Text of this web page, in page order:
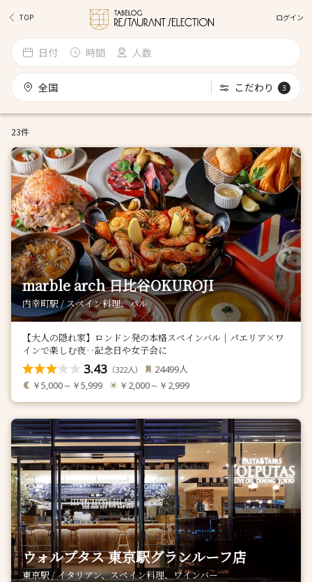
TOP ログイン
日付 時間 人数
全国 こだわり 3
23件
marble arch 日比谷OKUROJI
内幸町駅 / スペイン料理、バル
【大人の隠れ家】ロンドン発の本格スペインバル｜パエリア×ワ
インで楽しむ夜‥記念日や女子会に
3.43 （322人） 24499人
￥5,000～￥5,999 ￥2,000～￥2,999
ウォルプタス 東京駅グランルーフ店
東京駅 / イタリアン、スペイン料理、ワインバー